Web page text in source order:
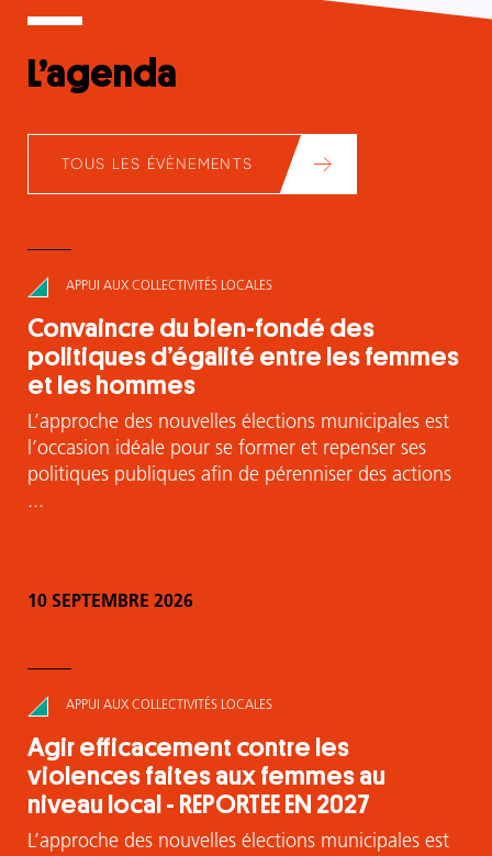
L’agenda
TOUS LES ÉVÈNEMENTS
APPUI AUX COLLECTIVITÉS LOCALES
Convaincre du bien-fondé des
politiques d’égalité entre les femmes
et les hommes
L’approche des nouvelles élections municipales est
l’occasion idéale pour se former et repenser ses
politiques publiques afin de pérenniser des actions
...
10 SEPTEMBRE 2026
APPUI AUX COLLECTIVITÉS LOCALES
Agir efficacement contre les
violences faites aux femmes au
niveau local - REPORTEE EN 2027
L’approche des nouvelles élections municipales est